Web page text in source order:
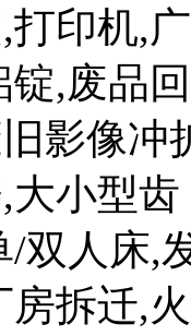
打印机,
锭,废品
影像冲
大小型
/双人床,
房拆迁,